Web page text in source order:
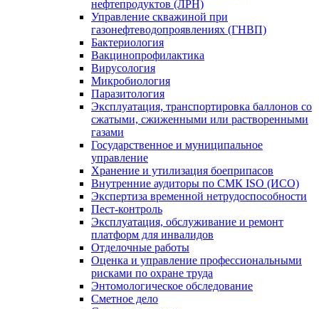
нефтепродуктов (ЛРН)
Управление скважиной при
газонефтеводопроявлениях (ГНВП)
Бактериология
Вакцинопрофилактика
Вирусология
Микробиология
Паразитология
Эксплуатация, транспортировка баллонов со
сжатыми, сжиженными или растворенными
газами
Государственное и муниципальное
управление
Хранение и утилизация боеприпасов
Внутренние аудиторы по СМК ISO (ИСО)
Экспертиза временной нетрудоспособности
Пест-контроль
Эксплуатация, обслуживание и ремонт
платформ для инвалидов
Отделочные работы
Оценка и управление профессиональными
рисками по охране труда
Энтомологическое обследование
Сметное дело